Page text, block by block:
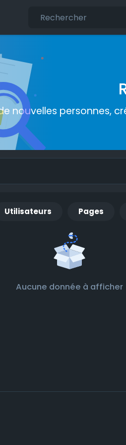
nouvelles personnes,
Utilisateurs Pages
Aucune donnée à afficher